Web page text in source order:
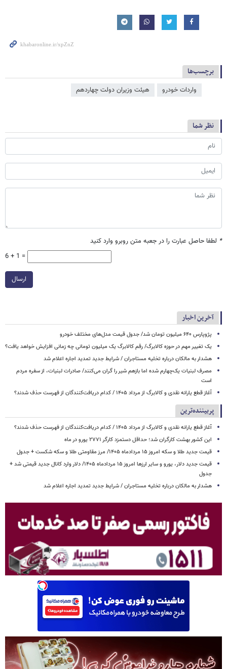
برچسب‌ها
واردات خودرو هیئت وزیران دولت چهاردهم
نظر شما
* لطفا حاصل عبارت را در جعبه متن روبرو وارد کنید
6 + 1 =
ارسال
آخرین اخبار
پژوپارس ۶۴۰ میلیون تومان شد/ جدول قیمت مدل‌های مختلف خودرو
یک تغییر مهم در حوزه کالابرگ/ رقم کالابرگ یک میلیون تومانی چه زمانی افزایش خواهد یافت؟
هشدار به مالکان درباره تخلیه مستاجران / شرایط جدید تمدید اجاره اعلام شد
مصرف لبنیات یک‌چهارم شده اما بازهم شیر را گران می‌کنند/ صادرات لبنیات، از سفره مردم
است
آغاز قطع یارانه نقدی و کالابرگ از مرداد ۱۴۰۵ / کدام دریافت‌کنندگان از فهرست حذف شدند؟
پربیننده‌ترین
آغاز قطع یارانه نقدی و کالابرگ از مرداد ۱۴۰۵ / کدام دریافت‌کنندگان از فهرست حذف شدند؟
این کشور بهشت کارگران شد؛ حداقل دستمزد کارگر ۲۷۷۱ یورو در ماه
قیمت جدید طلا و سکه امروز ۱۵ مردادماه ۱۴۰۵/ مرز مقاومتی طلا و سکه شکست + جدول
قیمت جدید دلار، یورو و سایر ارزها امروز ۱۵ مردادماه ۱۴۰۵/ دلار وارد کانال جدید قیمتی شد +
جدول
هشدار به مالکان درباره تخلیه مستاجران / شرایط جدید تمدید اجاره اعلام شد